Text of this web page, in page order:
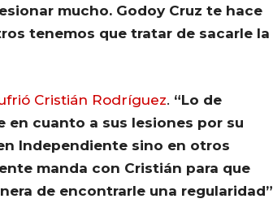
mucho. Godoy Cruz te hace
tenemos que tratar de sacarle la
Cristián Rodríguez. “Lo de
cuanto a sus lesiones por su
Independiente sino en otros
manda con Cristián para que
de encontrarle una regularidad”